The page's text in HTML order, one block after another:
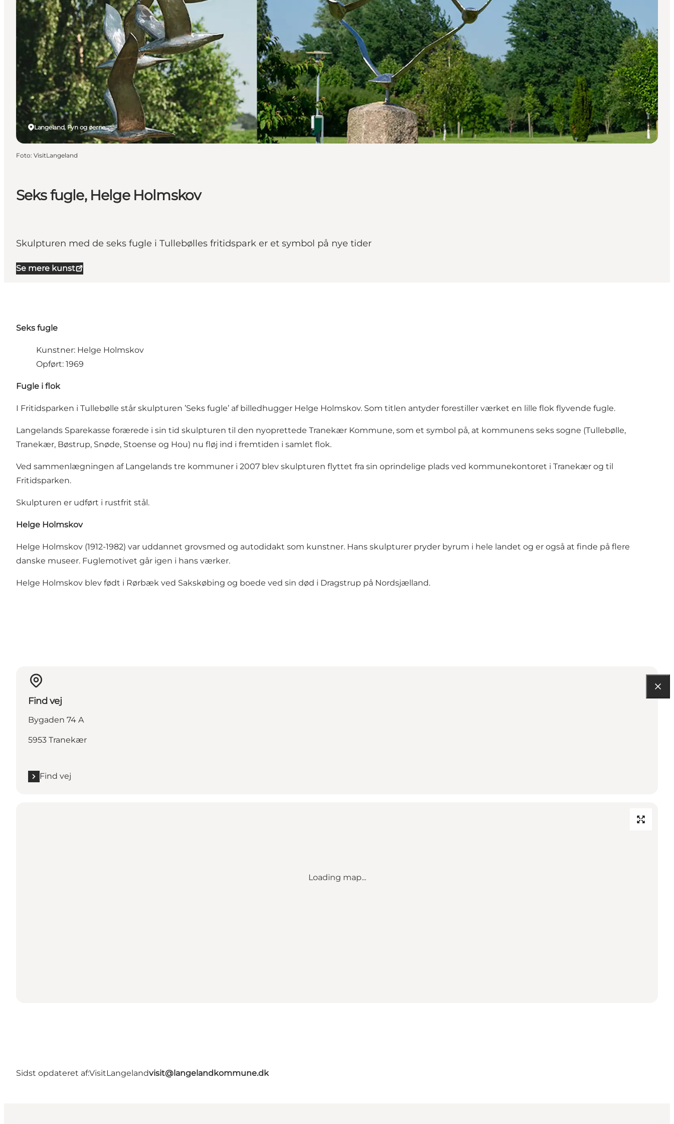
Seks fugle, Helge Holmskov
Skulpturen med de seks fugle i Tullebølles fritidspark er et symbol på nye tider
Se mere kunst
Langeland, Fyn og øerne
Foto: VisitLangeland
Seks fugle
Kunstner: Helge Holmskov
Opført: 1969
Fugle i flok
I Fritidsparken i Tullebølle står skulpturen ’Seks fugle’ af billedhugger Helge Holmskov. Som titlen antyder forestiller værket en lille flok flyvende fugle.
Langelands Sparekasse forærede i sin tid skulpturen til den nyoprettede Tranekær Kommune, som et symbol på, at kommunens seks sogne (Tullebølle,
Tranekær, Bøstrup, Snøde, Stoense og Hou) nu fløj ind i fremtiden i samlet flok.
Ved sammenlægningen af Langelands tre kommuner i 2007 blev skulpturen flyttet fra sin oprindelige plads ved kommunekontoret i Tranekær og til
Fritidsparken.
Skulpturen er udført i rustfrit stål.
Helge Holmskov
Helge Holmskov (1912-1982) var uddannet grovsmed og autodidakt som kunstner. Hans skulpturer pryder byrum i hele landet og er også at finde på flere
danske museer. Fuglemotivet går igen i hans værker.
Helge Holmskov blev født i Rørbæk ved Sakskøbing og boede ved sin død i Dragstrup på Nordsjælland.
Find vej
Bygaden 74 A
5953 Tranekær
Find vej
Loading map...
Sidst opdateret af:VisitLangelandvisit@langelandkommune.dk